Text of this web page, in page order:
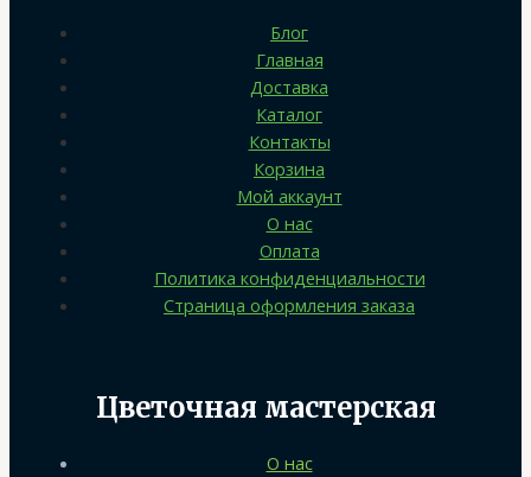
Блог
Главная
Доставка
Каталог
Контакты
Корзина
Мой аккаунт
О нас
Оплата
Политика конфиденциальности
Страница оформления заказа
Цветочная мастерская
О нас